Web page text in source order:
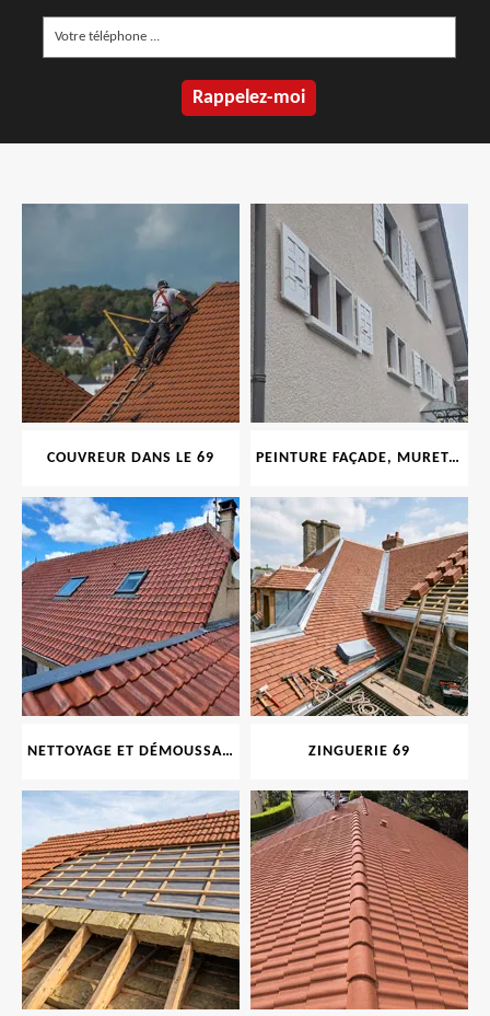
COUVREUR DANS LE 69 PEINTURE FAÇADE, MURET, TOITURE, BOISERIE, FERRONERIE, GOUTTIÈRE 69
NETTOYAGE ET DÉMOUSSAGE DE TOITURE ET FAÇADE 69 ZINGUERIE 69